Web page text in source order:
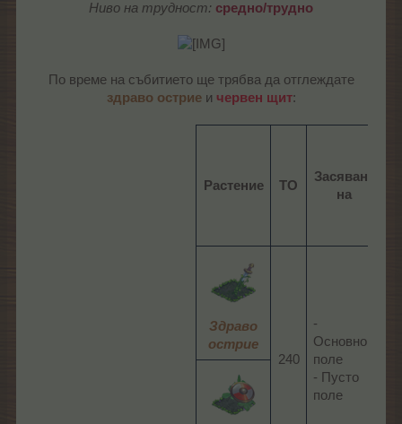
Ниво на трудност: средно/трудно
По време на събитието ще трябва да отглеждате
здраво острие и червен щит:​
Растение ТО
Засяване
на
Здраво
острие
240​
-
Основно
поле
- Пусто
поле